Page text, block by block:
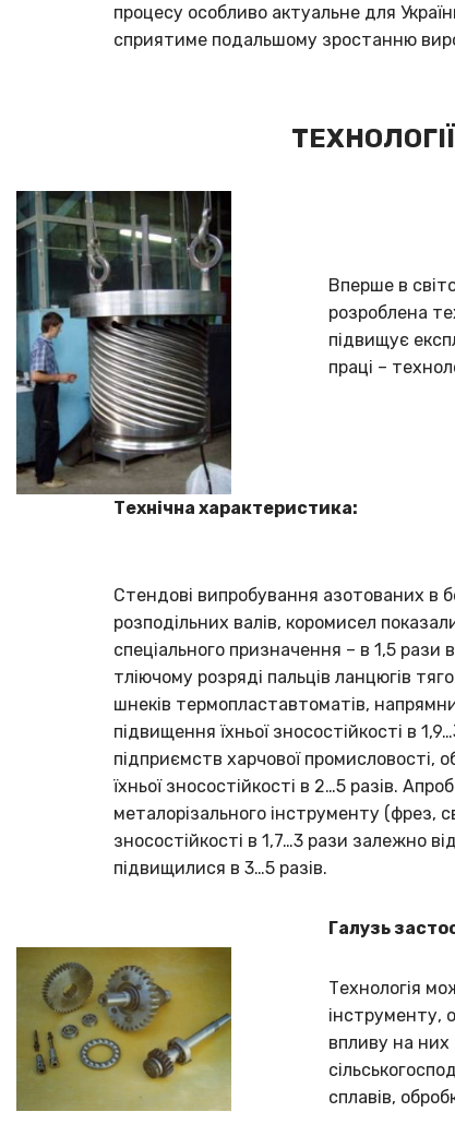
процесу особливо актуальне для
сприятиме подальшому зростанню
Вперше в
розроблена
підвищує
праці –
Технічна характеристика:
Стендові випробування азотованих в
розподільних валів, коромисел
спеціального призначення – в 1,5 рази
тліючому розряді пальців ланцюгів
шнеків термопластавтоматів,
підвищення їхньої зносостійкості в
підприємств харчової
їхньої зносостійкості в 2…5 разів.
металорізального інструменту (фрез,
зносостійкості в 1,7…3 рази залежно
підвищилися в 3…5 разів.
Галузь
Технологія
інструменту,
впливу на
сплавів,